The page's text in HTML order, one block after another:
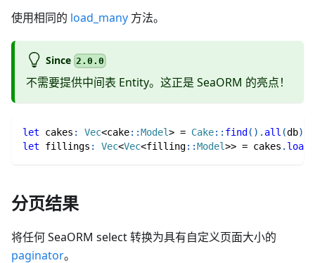
使用相同的 load_many 方法。
Since 2.0.0
不需要提供中间表 Entity。这正是 SeaORM 的亮点！
let cakes : Vec<cake::Model> = Cake:: find ( ) . all (db)
let fillings : Vec<Vec<filling::Model>> = cakes .
分页结果
将任何 SeaORM select 转换为具有自定义页面大小的
paginator。